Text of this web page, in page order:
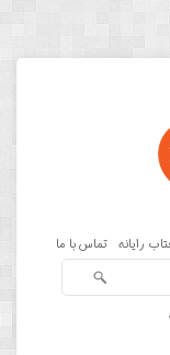
رایانه تماس با ما